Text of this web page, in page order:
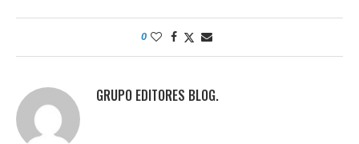
0
GRUPO EDITORES BLOG.